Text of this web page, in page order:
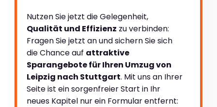
Nutzen Sie jetzt die Gelegenheit,
Qualität und Effizienz zu verbinden:
Fragen Sie jetzt an und sichern Sie sich
die Chance auf attraktive
Sparangebote für Ihren Umzug von
Leipzig nach Stuttgart. Mit uns an Ihrer
Seite ist ein sorgenfreier Start in Ihr
neues Kapitel nur ein Formular entfernt: